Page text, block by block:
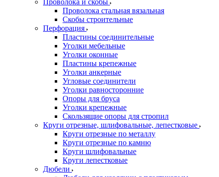
Проволока и скобы
Проволока стальная вязальная
Скобы строительные
Перфорация
Пластины соединительные
Уголки мебельные
Уголки оконные
Пластины крепежные
Уголки анкерные
Угловые соединители
Уголки равносторонние
Опоры для бруса
Уголки крепежные
Скользящие опоры для стропил
Круги отрезные, шлифовальные, лепестковые
Круги отрезные по металлу
Круги отрезные по камню
Круги шлифовальные
Круги лепестковые
Дюбели